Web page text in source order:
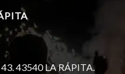
43540 LA RÁPITA.